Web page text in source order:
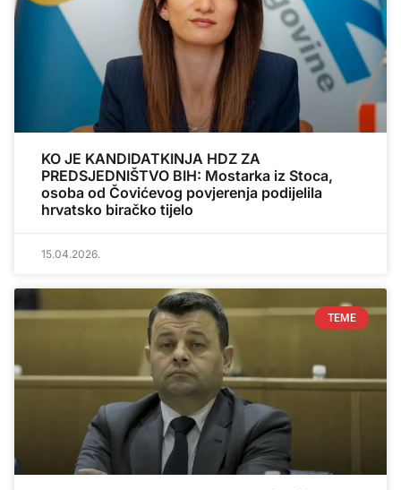
KO JE KANDIDATKINJA HDZ ZA
PREDSJEDNIŠTVO BIH: Mostarka iz Stoca,
osoba od Čovićevog povjerenja podijelila
hrvatsko biračko tijelo
15.04.2026.
TEME